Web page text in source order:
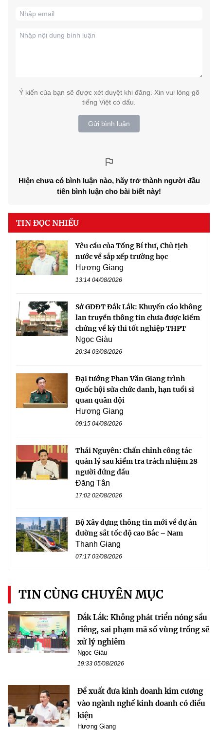
Ý kiến của bạn sẽ được xét duyệt khi đăng. Xin vui lòng gõ
tiếng Việt có dấu.
Gửi bình luận
Hiện chưa có bình luận nào, hãy trở thành người đầu
tiên bình luận cho bài biết này!
TIN ĐỌC NHIỀU
Yêu cầu của Tổng Bí thư, Chủ tịch
nước về sắp xếp trường học
Hương Giang
13:14 04/08/2026
Sở GDĐT Đắk Lắk: Khuyến cáo không
lan truyền thông tin chưa được kiểm
chứng về kỳ thi tốt nghiệp THPT
Ngọc Giàu
20:34 03/08/2026
Đại tướng Phan Văn Giang trình
Quốc hội sửa chức danh, hạn tuổi sĩ
quan quân đội
Hương Giang
09:15 04/08/2026
Thái Nguyên: Chấn chỉnh công tác
quản lý sau kiểm tra trách nhiệm 28
người đứng đầu
Đăng Tân
17:02 02/08/2026
Bộ Xây dựng thông tin mới về dự án
đường sắt tốc độ cao Bắc – Nam
Thanh Giang
07:17 03/08/2026
TIN CÙNG CHUYÊN MỤC
Đắk Lắk: Không phát triển nóng sầu
riêng, sai phạm mã số vùng trồng sẽ
xử lý nghiêm
Ngọc Giàu
19:33 05/08/2026
Đề xuất đưa kinh doanh kim cương
vào ngành nghề kinh doanh có điều
kiện
Hương Giang